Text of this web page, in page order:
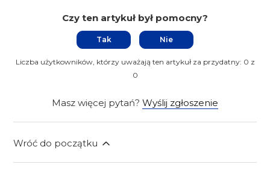
Czy ten artykuł był pomocny?
Tak Nie
Liczba użytkowników, którzy uważają ten artykuł za przydatny: 0 z
0
Masz więcej pytań? Wyślij zgłoszenie
Wróć do początku